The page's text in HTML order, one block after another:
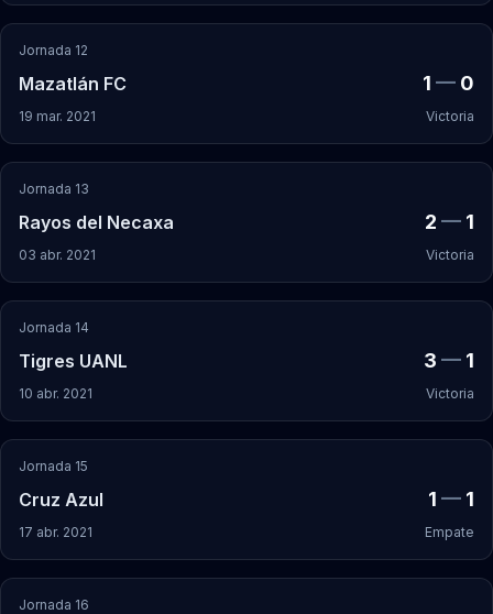
Jornada 12
Mazatlán FC 1 — 0
19 mar. 2021 Victoria
Jornada 13
Rayos del Necaxa 2 — 1
03 abr. 2021 Victoria
Jornada 14
Tigres UANL 3 — 1
10 abr. 2021 Victoria
Jornada 15
Cruz Azul 1 — 1
17 abr. 2021 Empate
Jornada 16